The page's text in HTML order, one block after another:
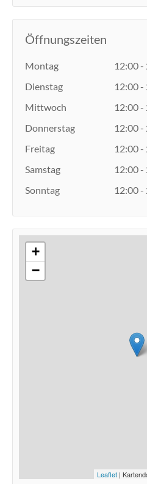
Öffnungszeiten
Montag
12:00 -
Dienstag
12:00 -
Mittwoch
12:00 -
Donnerstag
12:00 -
Freitag
12:00 -
Samstag
12:00 -
Sonntag
12:00 -
+
−
Leaflet |